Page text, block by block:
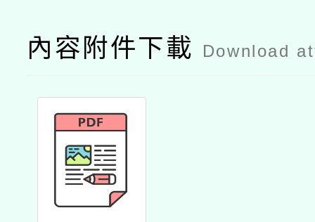
內容附件下載 Download